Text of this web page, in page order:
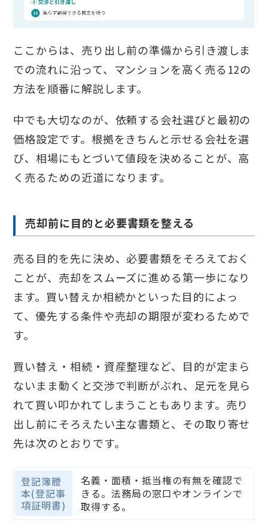
ここからは、売り出し前の準備から引き渡しま
での流れに沿って、マンションを高く売る12の
方法を順番に解説します。
中でも大切なのが、依頼する会社選びと最初の
価格設定です。根拠をきちんと示せる会社を選
び、相場にもとづいて値段を決めることが、高
く売るための近道になります。
売却前に目的と必要書類を整える
売る目的を先に決め、必要書類をそろえておく
ことが、売却をスムーズに進める第一歩になり
ます。買い替えか相続かといった目的によっ
て、優先する条件や売却の期限が変わるためで
す。
買い替え・相続・資産整理など、目的が定まら
ないまま動くと交渉で判断がぶれ、足元を見ら
れて買い叩かれてしまうこともあります。売り
出し前にそろえたい主な書類と、その取り寄せ
先は次のとおりです。
登記簿謄
本(登記事
項証明書)
名義・面積・抵当権の有無を確認で
きる。法務局の窓口やオンラインで
取得する。